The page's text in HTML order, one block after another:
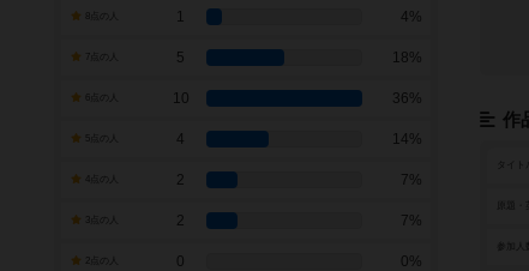
作
タイトル
原題
参加人
1 4%
7点の人 5 18%
10 36%
4 14%
2 7%
2 7%
0 0%